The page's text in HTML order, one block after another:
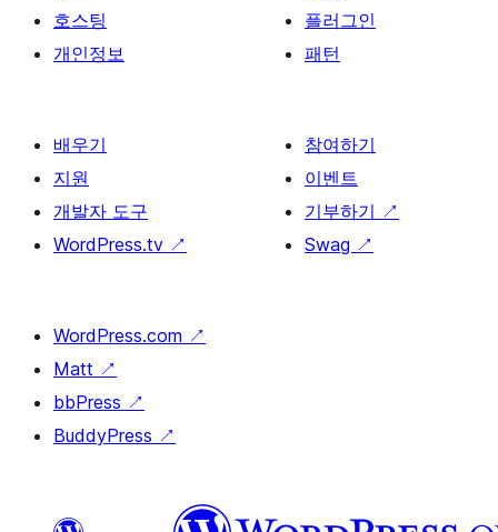
호스팅
개인정보
플러그인
패턴
배우기
지원
개발자 도구
WordPress.tv ↗
참여하기
이벤트
기부하기 ↗
Swag ↗
WordPress.com ↗
Matt ↗
bbPress ↗
BuddyPress ↗